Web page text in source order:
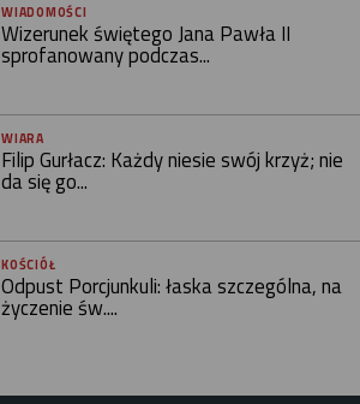
WIADOMOŚCI
Wizerunek świętego Jana Pawła II
sprofanowany podczas...
WIARA
Filip Gurłacz: Każdy niesie swój krzyż; nie
da się go...
KOŚCIÓŁ
Odpust Porcjunkuli: łaska szczególna, na
życzenie św....